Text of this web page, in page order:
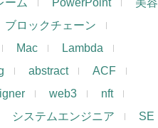
ーム PowerPoint
美容
ブロックチェーン
Mac
Lambda
abstract
ACF
web3
nft
システムエンジニア
SE